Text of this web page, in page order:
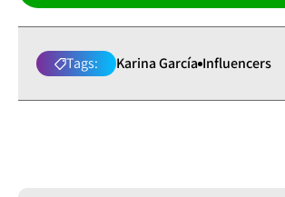
Tags: Karina García Influencers